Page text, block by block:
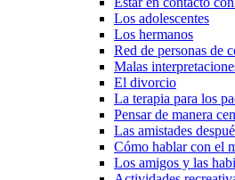
Los adolescentes
Los hermanos
Red de personas de
Malas
El divorcio
La terapia para los
Pensar de manera
Las amistades
Cómo hablar con el
Los amigos y las